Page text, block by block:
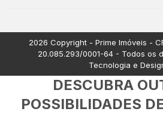
Apartamentos à venda
2026 Copyright - Prime Imóveis -
20.085.293/0001-64- Todos os
Tecnologia e
DESCUBRA
POSSIBILIDADES